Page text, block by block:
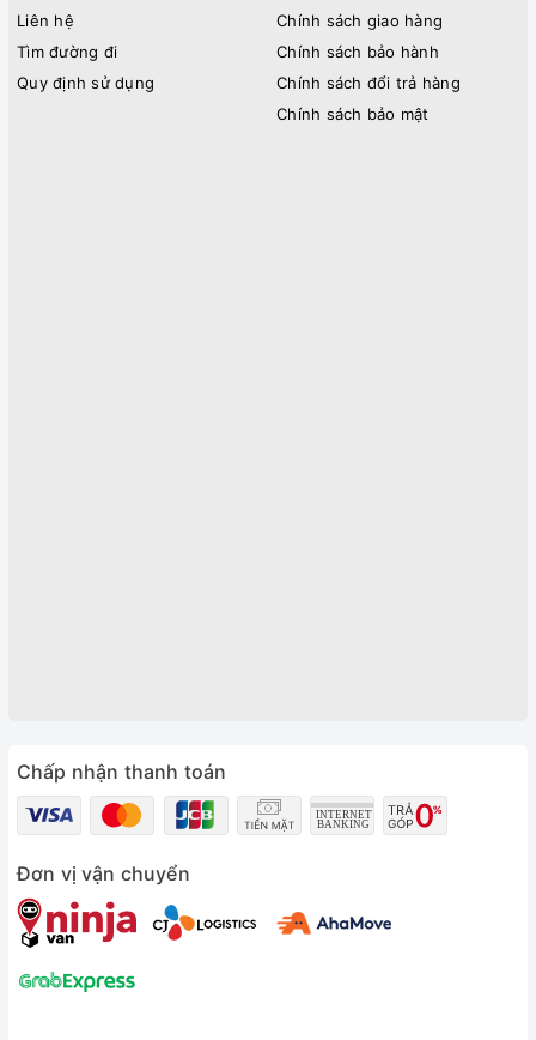
Liên hệ
Tìm đường đi
Quy định sử dụng
Chính sách giao hàng
Chính sách bảo hành
Chính sách đổi trả hàng
Chính sách bảo mật
Chấp nhận thanh toán
Đơn vị vận chuyển